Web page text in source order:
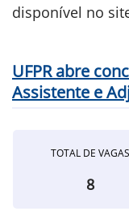
disponível no
UFPR abre
Assistente e
TOTAL DE VAGAS
8